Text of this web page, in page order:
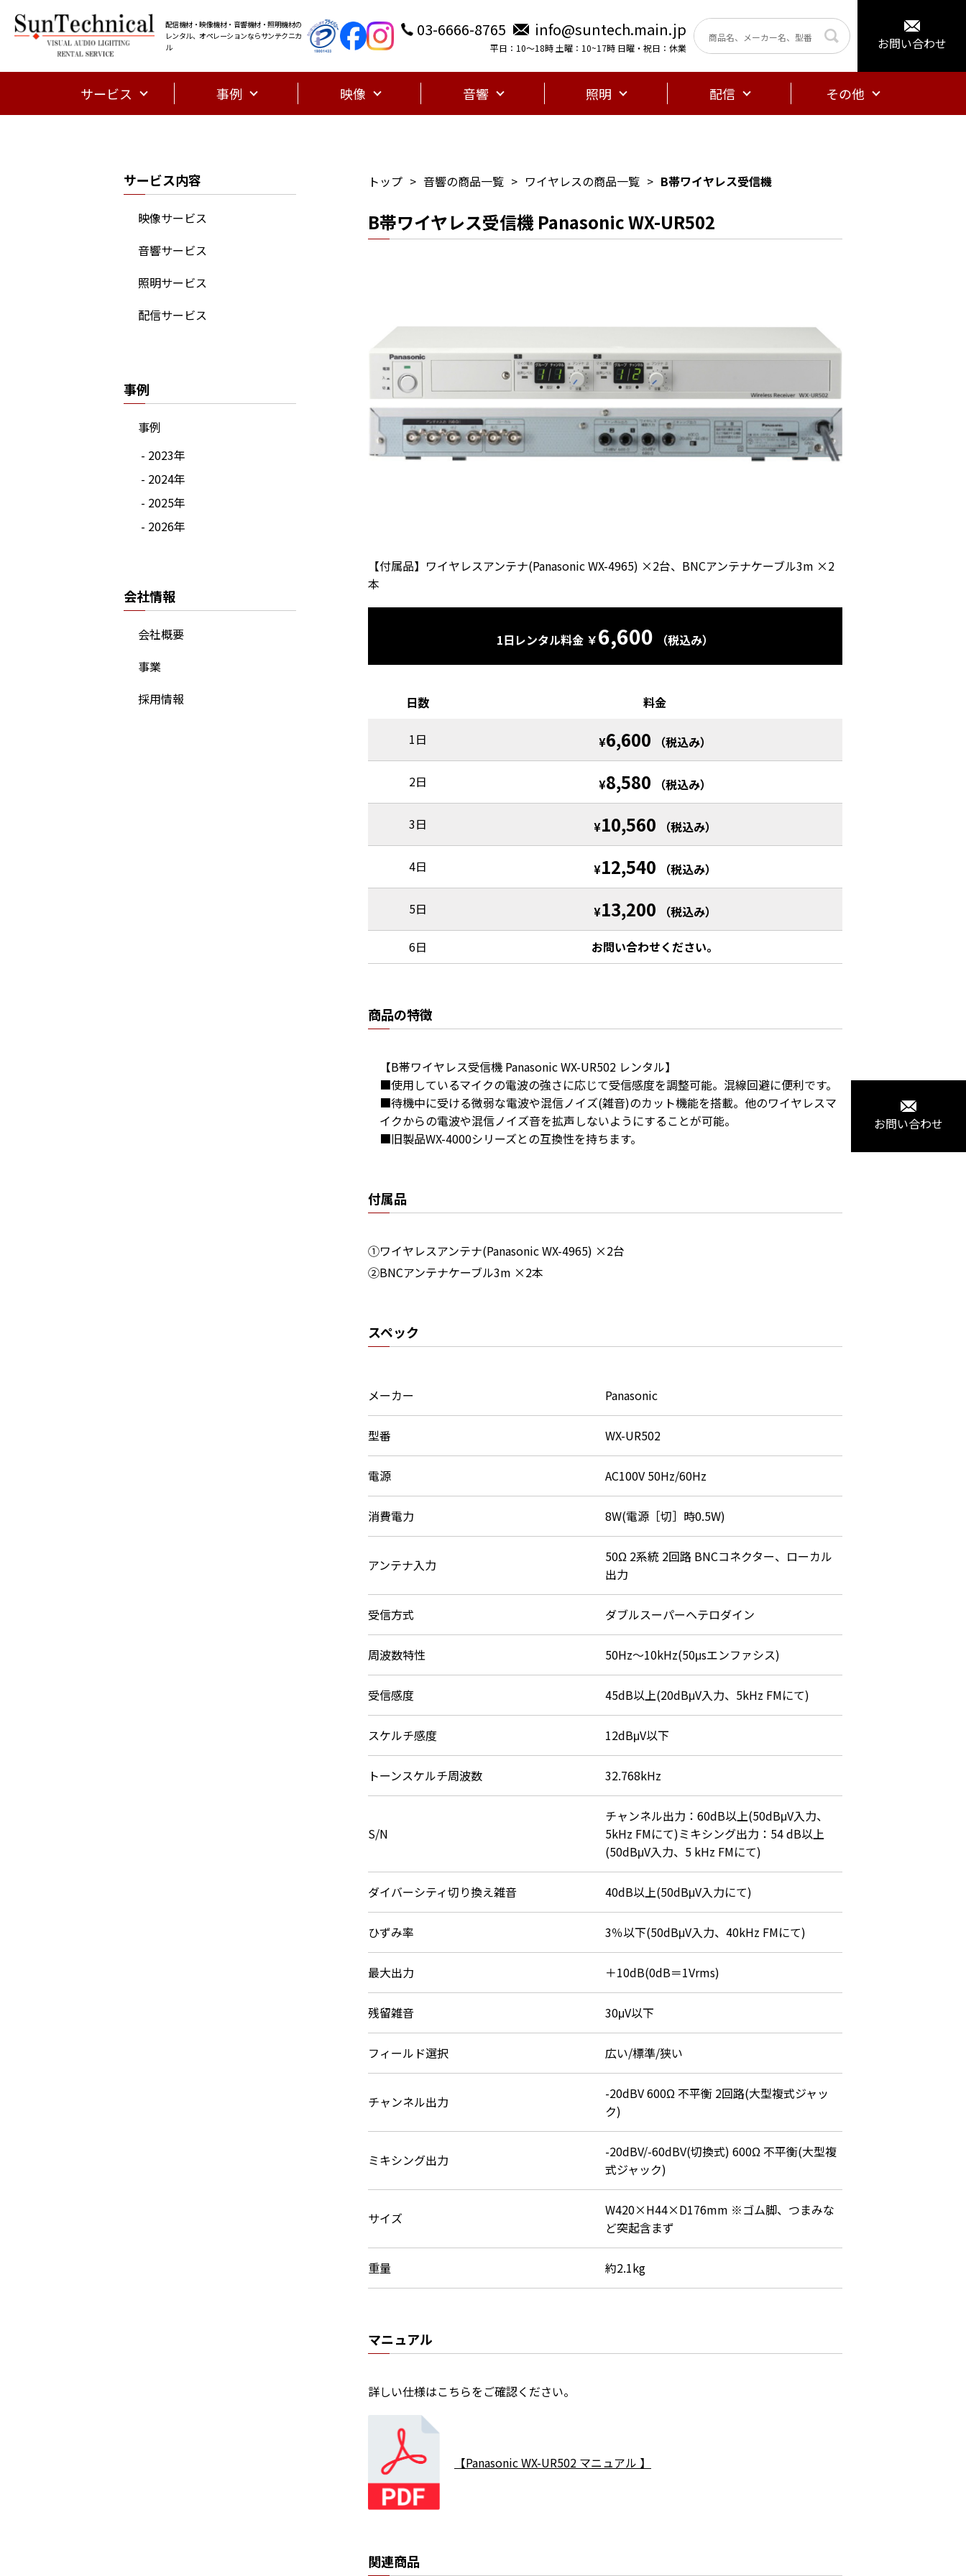
配信機材・映像機材・音響機材・照明機材の
レンタル、オペレーションならサンテクニカ
ル
03-6666-8765 info@suntech.main.jp
平日：10〜18時 土曜：10~17時 日曜・祝日：休業 お問い合わせ
サービス 事例 映像 音響 照明 配信 その他
サービス内容
映像サービス
音響サービス
照明サービス
配信サービス
事例
事例
- 2023年
- 2024年
- 2025年
- 2026年
会社情報
会社概要
事業
採用情報
トップ 音響の商品一覧 ワイヤレスの商品一覧 B帯ワイヤレス受信機
B帯ワイヤレス受信機 Panasonic WX-UR502
【付属品】ワイヤレスアンテナ(Panasonic WX-4965) ×2台、BNCアンテナケーブル3m ×2
本
1日レンタル料金 ￥6,600 （税込み）
日数 料金
1日 ¥6,600 （税込み）
2日 ¥8,580 （税込み）
3日 ¥10,560 （税込み）
4日 ¥12,540 （税込み）
5日 ¥13,200 （税込み）
6日 お問い合わせください。
商品の特徴
【B帯ワイヤレス受信機 Panasonic WX-UR502 レンタル】
■使用しているマイクの電波の強さに応じて受信感度を調整可能。混線回避に便利です。
■待機中に受ける微弱な電波や混信ノイズ(雑音)のカット機能を搭載。他のワイヤレスマ
イクからの電波や混信ノイズ音を拡声しないようにすることが可能。
■旧製品WX-4000シリーズとの互換性を持ちます。
付属品
①ワイヤレスアンテナ(Panasonic WX-4965) ×2台
②BNCアンテナケーブル3m ×2本
スペック
メーカー Panasonic
型番 WX-UR502
電源 AC100V 50Hz/60Hz
消費電力 8W(電源［切］時0.5W)
アンテナ入力
50Ω 2系統 2回路 BNCコネクター、ローカル
出力
受信方式 ダブルスーパーヘテロダイン
周波数特性 50Hz～10kHz(50μsエンファシス)
受信感度 45dB以上(20dBμV入力、5kHz FMにて)
スケルチ感度 12dBμV以下
トーンスケルチ周波数 32.768kHz
S/N
チャンネル出力：60dB以上(50dBμV入力、
5kHz FMにて)ミキシング出力：54 dB以上
(50dBμV入力、5 kHz FMにて)
ダイバーシティ切り換え雑音 40dB以上(50dBμV入力にて)
ひずみ率 3％以下(50dBμV入力、40kHz FMにて)
最大出力 ＋10dB(0dB＝1Vrms)
残留雑音 30μV以下
フィールド選択 広い/標準/狭い
チャンネル出力
-20dBV 600Ω 不平衡 2回路(大型複式ジャッ
ク)
ミキシング出力
-20dBV/-60dBV(切換式) 600Ω 不平衡(大型複
式ジャック)
サイズ
W420×H44×D176mm ※ゴム脚、つまみな
ど突起含まず
重量 約2.1kg
マニュアル
詳しい仕様はこちらをご確認ください。
【Panasonic WX-UR502 マニュアル 】
関連商品
お問い合わせ